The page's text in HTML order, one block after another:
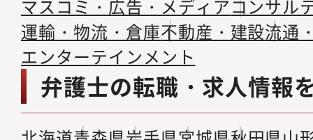
マスコミ・広告・メディアコンサル
運輸・物流・倉庫不動産・建設流通
エンターテインメント
弁護士の転職・求人情報